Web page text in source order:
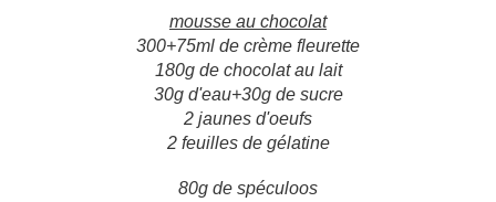
mousse au chocolat
300+75ml de crème fleurette
180g de chocolat au lait
30g d'eau+30g de sucre
2 jaunes d'oeufs
2 feuilles de gélatine
80g de spéculoos